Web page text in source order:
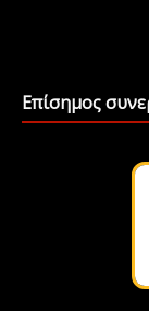
Επίσημος